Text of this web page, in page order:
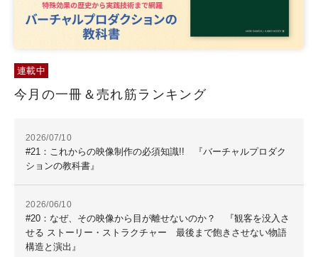
連載中
今月の一冊＆売れ筋ランキング
2026/07/10
#21：これからの映像制作の必須知識!! 『バーチャルプロダク
ションの教科書』
2026/06/10
#20：なぜ、その映像から目が離せないのか？ 『観客を没入さ
せる ストーリー・ストラクチャー 最後まで飽きさせない物語
構造と演出』